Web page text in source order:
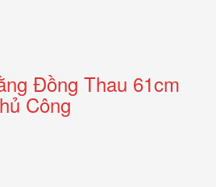
Đồng Thau 61cm
Công